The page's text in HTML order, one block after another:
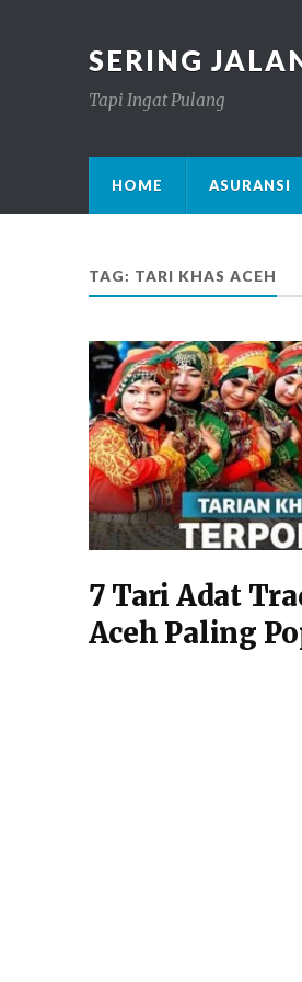
SERING
Tapi Ingat Pulang
HOME ASURANSI
TAG: TARI KHAS ACEH
7 Tari Adat
Aceh Paling